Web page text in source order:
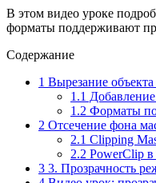
В этом видео уроке
форматы поддерживают
Содержание
1 Вырезание
1.1
1.2 Форматы
2 Отсечение фона
2.1 Clipping
2.2 PowerClip
3 3. Прозрачность